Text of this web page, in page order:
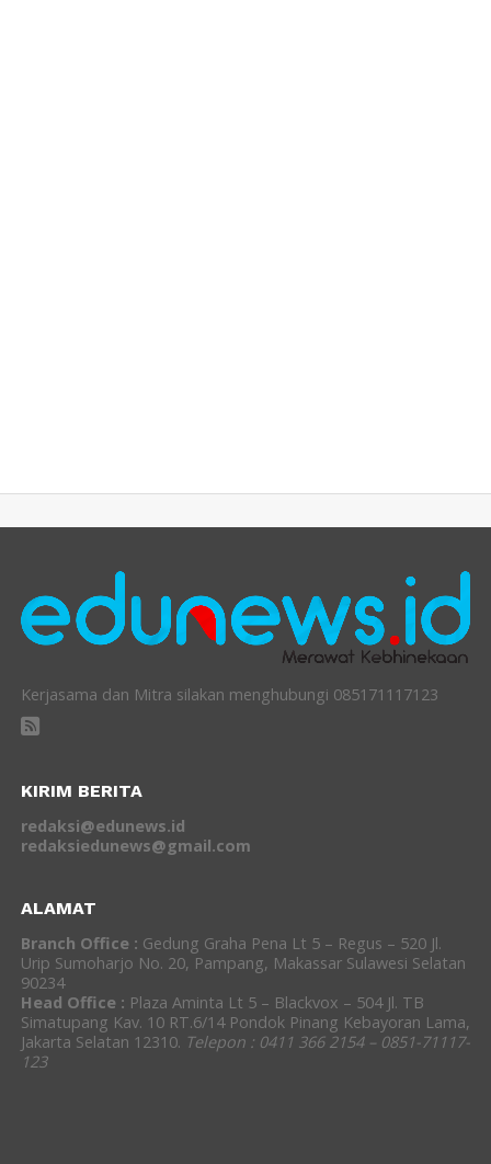
Kerjasama dan Mitra silakan menghubungi 085171117123
KIRIM BERITA
redaksi@edunews.id
redaksiedunews@gmail.com
ALAMAT
Branch Office : Gedung Graha Pena Lt 5 – Regus – 520 Jl.
Urip Sumoharjo No. 20, Pampang, Makassar Sulawesi Selatan
90234
Head Office : Plaza Aminta Lt 5 – Blackvox – 504 Jl. TB
Simatupang Kav. 10 RT.6/14 Pondok Pinang Kebayoran Lama,
Jakarta Selatan 12310. Telepon : 0411 366 2154 – 0851-71117-
123